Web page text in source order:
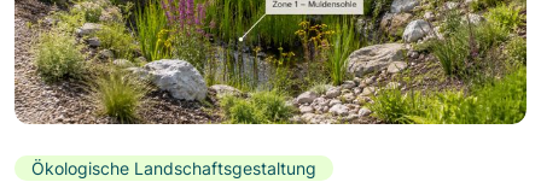
Ökologische Landschaftsgestaltung